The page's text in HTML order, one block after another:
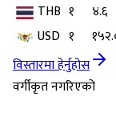
THB १ ४.६
USD १
विस्तारमा हेर्नुहोस
वर्गीकृत नगरिएको